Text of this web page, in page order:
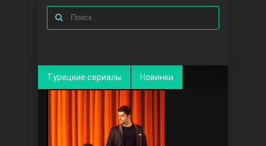
Турецкие сериалы Новинки